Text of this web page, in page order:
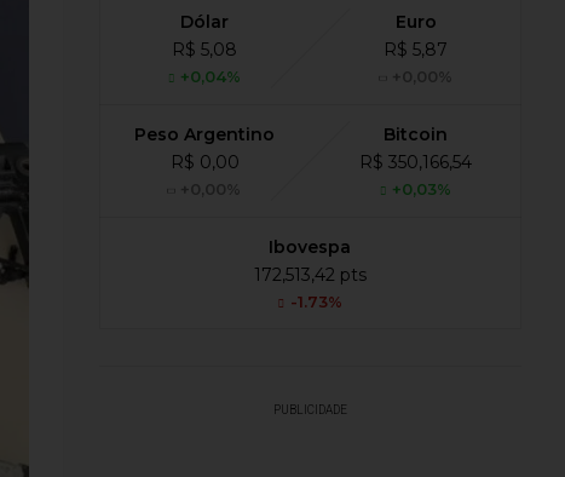
Dólar
R$ 5,08
+0,04%
Euro
R$ 5,87
+0,00%
Peso Argentino
R$ 0,00
+0,00%
Bitcoin
R$ 350,166,54
+0,03%
Ibovespa
172,513,42 pts
-1.73%
PUBLICIDADE